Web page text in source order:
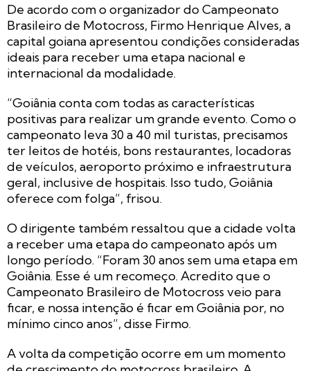
De acordo com o organizador do Campeonato
Brasileiro de Motocross, Firmo Henrique Alves, a
capital goiana apresentou condições consideradas
ideais para receber uma etapa nacional e
internacional da modalidade.
“Goiânia conta com todas as características
positivas para realizar um grande evento. Como o
campeonato leva 30 a 40 mil turistas, precisamos
ter leitos de hotéis, bons restaurantes, locadoras
de veículos, aeroporto próximo e infraestrutura
geral, inclusive de hospitais. Isso tudo, Goiânia
oferece com folga”, frisou.
O dirigente também ressaltou que a cidade volta
a receber uma etapa do campeonato após um
longo período. “Foram 30 anos sem uma etapa em
Goiânia. Esse é um recomeço. Acredito que o
Campeonato Brasileiro de Motocross veio para
ficar, e nossa intenção é ficar em Goiânia por, no
mínimo cinco anos”, disse Firmo.
A volta da competição ocorre em um momento